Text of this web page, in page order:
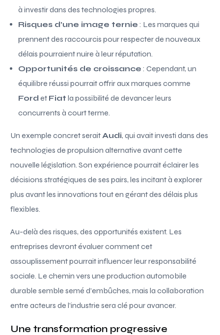
à investir dans des technologies propres.
Risques d’une image ternie : Les marques qui
prennent des raccourcis pour respecter de nouveaux
délais pourraient nuire à leur réputation.
Opportunités de croissance : Cependant, un
équilibre réussi pourrait offrir aux marques comme
Ford et Fiat la possibilité de devancer leurs
concurrents à court terme.
Un exemple concret serait Audi, qui avait investi dans des
technologies de propulsion alternative avant cette
nouvelle législation. Son expérience pourrait éclairer les
décisions stratégiques de ses pairs, les incitant à explorer
plus avant les innovations tout en gérant des délais plus
flexibles.
Au-delà des risques, des opportunités existent. Les
entreprises devront évaluer comment cet
assouplissement pourrait influencer leur responsabilité
sociale. Le chemin vers une production automobile
durable semble semé d’embûches, mais la collaboration
entre acteurs de l’industrie sera clé pour avancer.
Une transformation progressive